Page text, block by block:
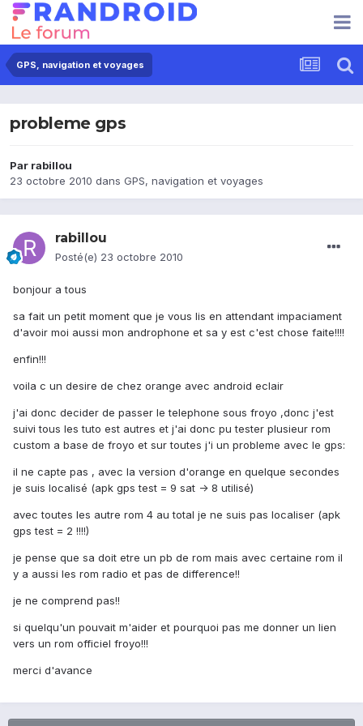
GPS, navigation et voyages
probleme gps
Par rabillou
23 octobre 2010 dans GPS, navigation et voyages
rabillou
Posté(e) 23 octobre 2010
bonjour a tous
sa fait un petit moment que je vous lis en attendant impaciament
d'avoir moi aussi mon androphone et sa y est c'est chose faite!!!!
enfin!!!
voila c un desire de chez orange avec android eclair
j'ai donc decider de passer le telephone sous froyo ,donc j'est
suivi tous les tuto est autres et j'ai donc pu tester plusieur rom
custom a base de froyo et sur toutes j'i un probleme avec le gps:
il ne capte pas , avec la version d'orange en quelque secondes
je suis localisé (apk gps test = 9 sat -> 8 utilisé)
avec toutes les autre rom 4 au total je ne suis pas localiser (apk
gps test = 2 !!!!)
je pense que sa doit etre un pb de rom mais avec certaine rom il
y a aussi les rom radio et pas de difference!!
je ne comprend pas!!
si quelqu'un pouvait m'aider et pourquoi pas me donner un lien
vers un rom officiel froyo!!!
merci d'avance